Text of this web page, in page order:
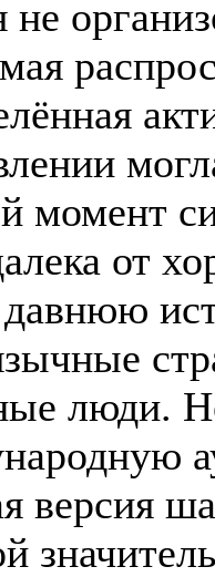
версия
Кроме